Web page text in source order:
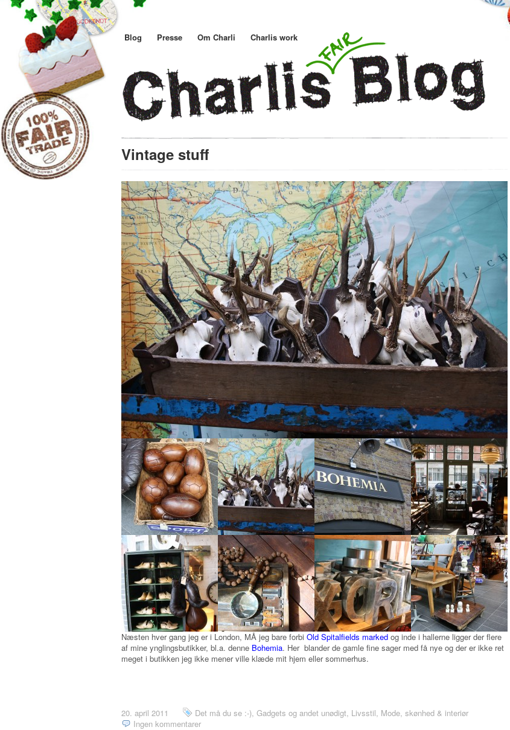
Blog Presse Om Charli Charlis work
Vintage stuff
Næsten hver gang jeg er i London, MÅ jeg bare forbi Old Spitalfields marked og inde i hallerne ligger der flere
af mine ynglingsbutikker, bl.a. denne Bohemia. Her blander de gamle fine sager med få nye og der er ikke ret
meget i butikken jeg ikke mener ville klæde mit hjem eller sommerhus.
20. april 2011 Det må du se :-), Gadgets og andet unødigt, Livsstil, Mode, skønhed & interiør
Ingen kommentarer